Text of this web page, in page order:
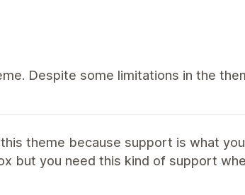
Despite some limitations in the
theme because support is what
but you need this kind of support